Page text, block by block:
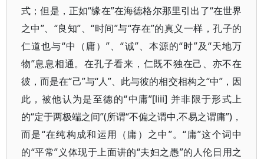
式；但是，正如“缘在”在海德格尔那里引出了“在世界
之中”、“良知”、“时间”与“存在”的真义一样，孔子的
仁道也与“中（庸）”、“诚”、本源的“时”及“天地万
物”息息相通。在孔子看来，仁既不独在己、亦不在
彼，而是在“己”与“人”、此与彼的相交相构之“中”，因
此，被他认为是至德的“中庸”[liii] 并非限于形式上
的“定于两极端之间”(所谓“不偏之谓中,不易之谓庸”)，
而是“在纯构成和运用（庸）之中”。“庸”这个词中
的“平常”义体现于上面讲的“夫妇之愚”的人伦日用之